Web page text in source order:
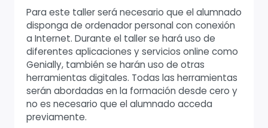
Para este taller será necesario que el alumnado
disponga de ordenador personal con conexión
a Internet. Durante el taller se hará uso de
diferentes aplicaciones y servicios online como
Genially, también se harán uso de otras
herramientas digitales. Todas las herramientas
serán abordadas en la formación desde cero y
no es necesario que el alumnado acceda
previamente.